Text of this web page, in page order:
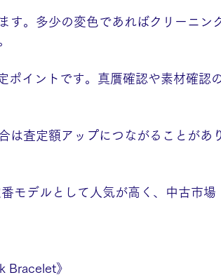
す。多少の変色であればクリーニン
ポイントです。真贋確認や素材確認
は査定額アップにつながることがあり
モデルとして人気が高く、中古市場
Bracelet》